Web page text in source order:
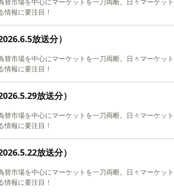
報に要注目！
放送分）
市場を中心にマーケットを一刀両断。日々マーケッ
報に要注目！
放送分）
市場を中心にマーケットを一刀両断。日々マーケッ
報に要注目！
放送分）
市場を中心にマーケットを一刀両断。日々マーケッ
報に要注目！